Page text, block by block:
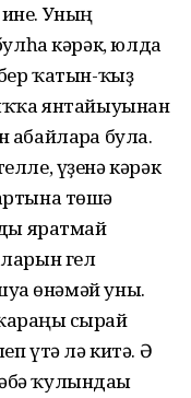
Уның
кәрәк, юлда
ҡатын-ҡыҙ
янтайыуынан
була.
үҙенә кәрәк
төшә
яратмай
гел
өнәмәй уны.
сырай
үтә лә китә. Ә
ҡулындағы